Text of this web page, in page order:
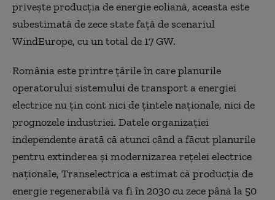
privește producția de energie eoliană, aceasta este
subestimată de zece state față de scenariul
WindEurope, cu un total de 17 GW.
România este printre țările în care planurile
operatorului sistemului de transport a energiei
electrice nu țin cont nici de țintele naționale, nici de
prognozele industriei. Datele organizației
independente arată că atunci când a făcut planurile
pentru extinderea și modernizarea rețelei electrice
naționale, Transelectrica a estimat că producția de
energie regenerabilă va fi în 2030 cu zece până la 50